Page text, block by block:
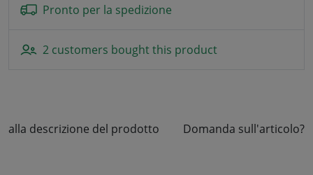
Pronto per la spedizione
2 customers bought this product
alla descrizione del prodotto Domanda sull'articolo?